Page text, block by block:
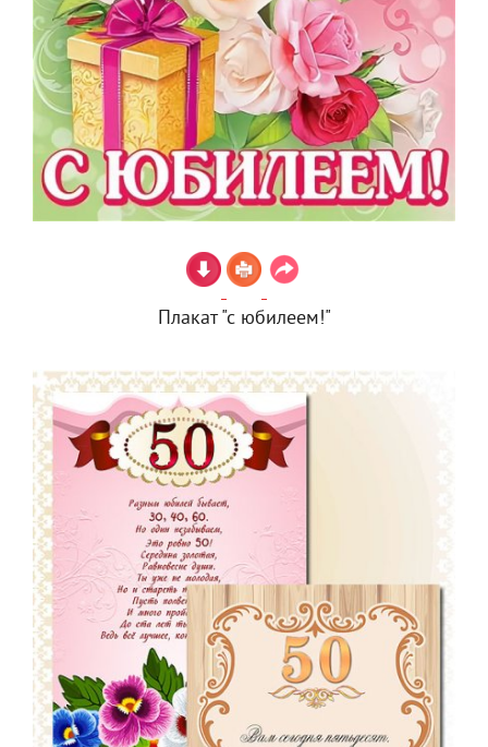
Плакат "с юбилеем!"